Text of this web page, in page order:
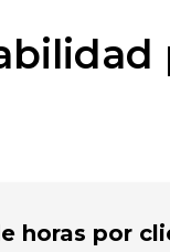
horas por